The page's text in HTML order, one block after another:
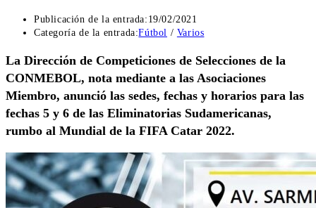
Publicación de la entrada: 19/02/2021
Categoría de la entrada:Fútbol / Varios
La Dirección de Competiciones de Selecciones de la
CONMEBOL, nota mediante a las Asociaciones
Miembro, anunció las sedes, fechas y horarios para las
fechas 5 y 6 de las Eliminatorias Sudamericanas,
rumbo al Mundial de la FIFA Catar 2022.